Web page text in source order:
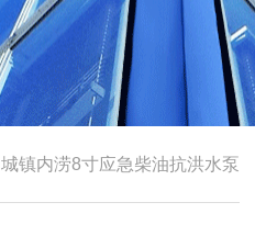
城镇内涝8寸应急柴油抗洪水泵